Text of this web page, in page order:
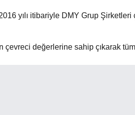
yılı itibariyle DMY Grup Şirketleri
çevreci değerlerine sahip çıkarak